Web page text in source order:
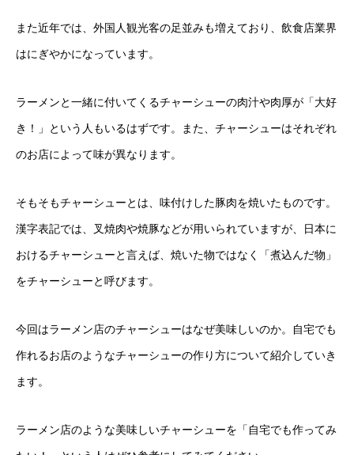
また近年では、外国人観光客の足並みも増えており、飲食店業界
はにぎやかになっています。
ラーメンと一緒に付いてくるチャーシューの肉汁や肉厚が「大好
き！」という人もいるはずです。また、チャーシューはそれぞれ
のお店によって味が異なります。
そもそもチャーシューとは、味付けした豚肉を焼いたものです。
漢字表記では、叉焼肉や焼豚などが用いられていますが、日本に
おけるチャーシューと言えば、焼いた物ではなく「煮込んだ物」
をチャーシューと呼びます。
今回はラーメン店のチャーシューはなぜ美味しいのか。自宅でも
作れるお店のようなチャーシューの作り方について紹介していき
ます。
ラーメン店のような美味しいチャーシューを「自宅でも作ってみ